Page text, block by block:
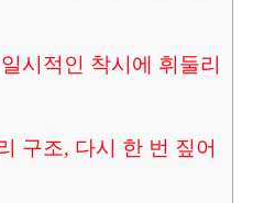
시적인 착시에 휘둘리
구조, 다시 한 번 짚어